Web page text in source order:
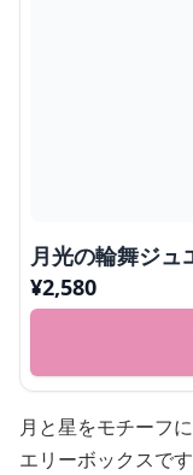
月光の輪舞ジュ
¥2,580
月と星をモチーフ
エリーボックスです